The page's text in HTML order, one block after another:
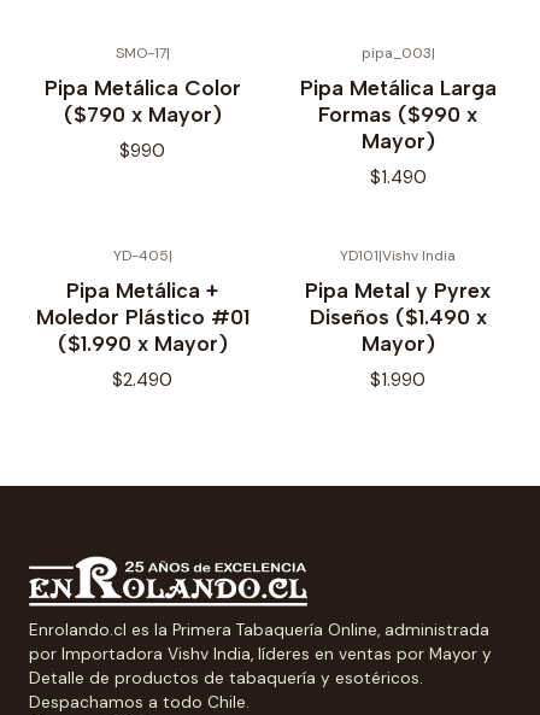
SMO-17|
Pipa Metálica Color
($790 x Mayor)
$990
pipa_003|
Pipa Metálica Larga
Formas ($990 x
Mayor)
$1.490
YD-405|
Pipa Metálica +
Moledor Plástico #01
($1.990 x Mayor)
$2.490
YD101|Vishv India
Pipa Metal y Pyrex
Diseños ($1.490 x
Mayor)
$1.990
Enrolando.cl es la Primera Tabaquería Online, administrada
por Importadora Vishv India, líderes en ventas por Mayor y
Detalle de productos de tabaquería y esotéricos.
Despachamos a todo Chile.